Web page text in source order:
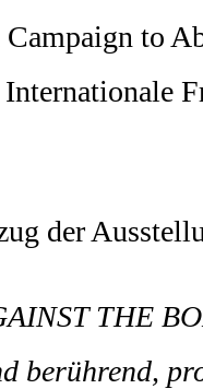
to
der
THE
berührend,